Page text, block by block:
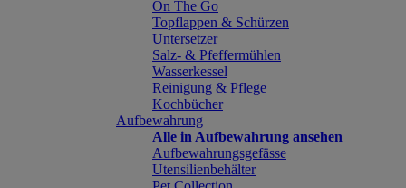
On The Go
Topflappen & Schürzen
Untersetzer
Salz- & Pfeffermühlen
Wasserkessel
Reinigung & Pflege
Kochbücher
Aufbewahrung
Alle in Aufbewahrung ansehen
Aufbewahrungsgefässe
Utensilienbehälter